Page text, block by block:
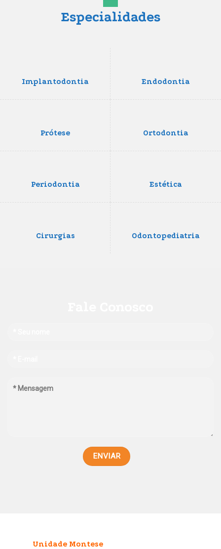
Especialidades
Implantodontia Endodontia
Prótese Ortodontia
Periodontia Estética
Cirurgias Odontopediatria
Unidade Montese